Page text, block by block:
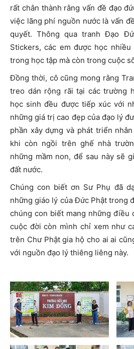
rất chân thành rằng vấn đề đạo
việc lãng phí nguồn nước là vấn
quyết. Thông qua tranh Đạo
Stickers, các em được học
trong học tập mà còn trong cuộc
Đồng thời, cô cũng mong rằng
treo dán rộng rãi tại các trường
học sinh đều được tiếp xúc với
những giá trị cao đẹp của đạo lý
phần xây dựng và phát triển
khi còn ngồi trên ghế nhà
những mầm non, để sau này sẽ
đất nước.
Chúng con biết ơn Sư Phụ đã
những giáo lý của Đức Phật trong
chúng con biết mang những điều
cuộc đời còn mình chỉ xem như
trên Chư Phật gia hộ cho ai ai
với nguồn đạo lý thiêng liêng này.